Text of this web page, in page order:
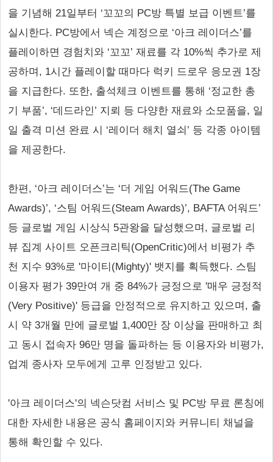
을 기념해 21일부터 ‘꼬꼬의 PC방 특별 보급 이벤트’를
실시한다. PC방에서 넥슨 계정으로 ‘아크 레이더스’를
플레이하면 경험치와 ‘꼬꼬’ 재료를 각 10%씩 추가로 제
공하며, 1시간 플레이할 때마다 럭키 드로우 응모권 1장
을 지급한다. 또한, 출석체크 이벤트를 통해 ‘정교한 총
기 부품’, ‘데드라인’ 지뢰 등 다양한 재료와 소모품을, 일
일 출격 미션 완료 시 ‘레이더 해치 열쇠’ 등 각종 아이템
을 제공한다.
한편, ‘아크 레이더스’는 ‘더 게임 어워드(The Game
Awards)’, ‘스팀 어워드(Steam Awards)’, BAFTA 어워드’
등 글로벌 게임 시상식 5관왕을 달성했으며, 글로벌 리
뷰 집계 사이트 오픈크리틱(OpenCritic)에서 비평가 추
천 지수 93%로 '마이티(Mighty)' 뱃지를 획득했다. 스팀
이용자 평가 39만여 개 중 84%가 긍정으로 '매우 긍정적
(Very Positive)' 등급을 안정적으로 유지하고 있으며, 출
시 약 3개월 만에 글로벌 1,400만 장 이상을 판매하고 최
고 동시 접속자 96만 명을 돌파하는 등 이용자와 비평가,
업계 종사자 모두에게 고루 인정받고 있다.
'아크 레이더스'의 넥슨닷컴 서비스 및 PC방 무료 론칭에
대한 자세한 내용은 공식 홈페이지와 커뮤니티 채널을
통해 확인할 수 있다.